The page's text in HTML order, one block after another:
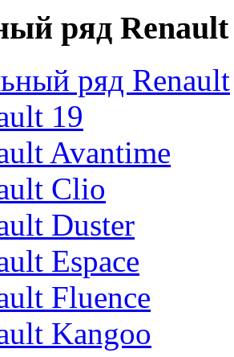
ряд Renault
ряд Renault
19
Avantime
Clio
Duster
Espace
Fluence
Kangoo